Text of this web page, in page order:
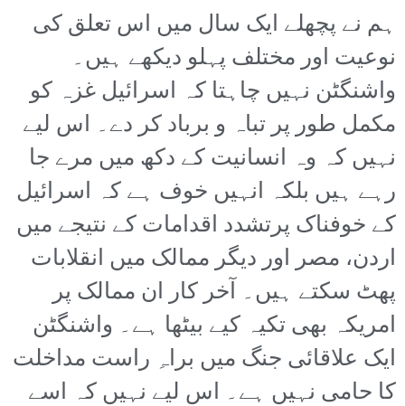
ہم نے پچھلے ایک سال میں اس تعلق کی
نوعیت اور مختلف پہلو دیکھے ہیں۔
واشنگٹن نہیں چاہتا کہ اسرائیل غزہ کو
مکمل طور پر تباہ و برباد کر دے۔ اس لیے
نہیں کہ وہ انسانیت کے دکھ میں مرے جا
رہے ہیں بلکہ انہیں خوف ہے کہ اسرائیل
کے خوفناک پرتشدد اقدامات کے نتیجے میں
اردن، مصر اور دیگر ممالک میں انقلابات
پھٹ سکتے ہیں۔ آخر کار ان ممالک پر
امریکہ بھی تکیہ کیے بیٹھا ہے۔ واشنگٹن
ایک علاقائی جنگ میں براہِ راست مداخلت
کا حامی نہیں ہے۔ اس لیے نہیں کہ اسے